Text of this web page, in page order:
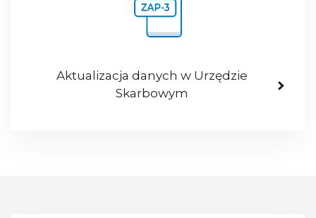
Aktualizacja danych w Urzędzie
Skarbowym